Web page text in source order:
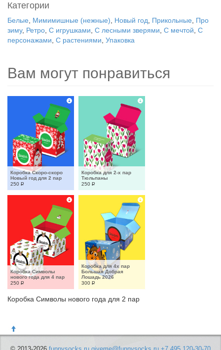
Категории
Белые Мимимишные (нежные) Новый год Прикольные
Про
зиму, Ретро С игрушками С лесными зверями С мечтой С
персонажами С растениями Упаковка
Вам могут понравиться
Коробка Скоро-скоро
Новый год для 2 пар
250 Р
Коробка для 2-х пар
Тюльпаны
250 Р
Коробка Символы
нового года для 4 пар
250 Р
Коробка для 4х пар
Большая Добрая
Лошадь 2026
300 Р
Коробка Символы нового года для 2 пар